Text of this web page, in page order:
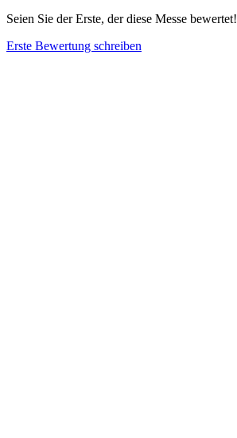
Seien Sie der Erste, der diese Messe bewertet!
Erste Bewertung schreiben